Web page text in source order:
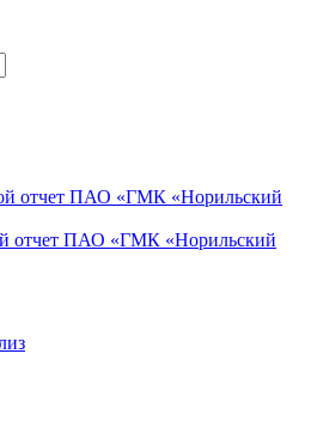
отчет ПАО «ГМК «Норильский
отчет ПАО «ГМК «Норильский